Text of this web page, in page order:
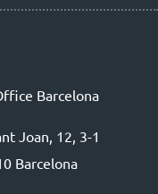
Barcelona
Joan, 12, 3-1
Barcelona